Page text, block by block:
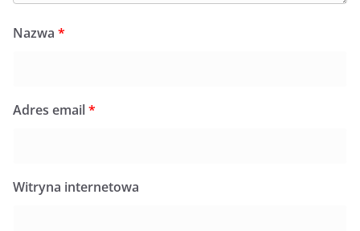
Nazwa *
Adres email*
Witryna internetowa